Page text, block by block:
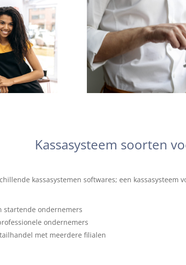
Kassasysteem soorten
kassasystemen softwares; een kassasysteem
startende ondernemers
ondernemers
met meerdere filialen